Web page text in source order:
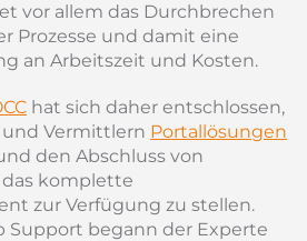
vor allem das Durchbrechen
Prozesse und damit eine
an Arbeitszeit und Kosten.
hat sich daher entschlossen,
Vermittlern Portallösungen
den Abschluss von
das komplette
zur Verfügung zu stellen.
Support begann der Experte